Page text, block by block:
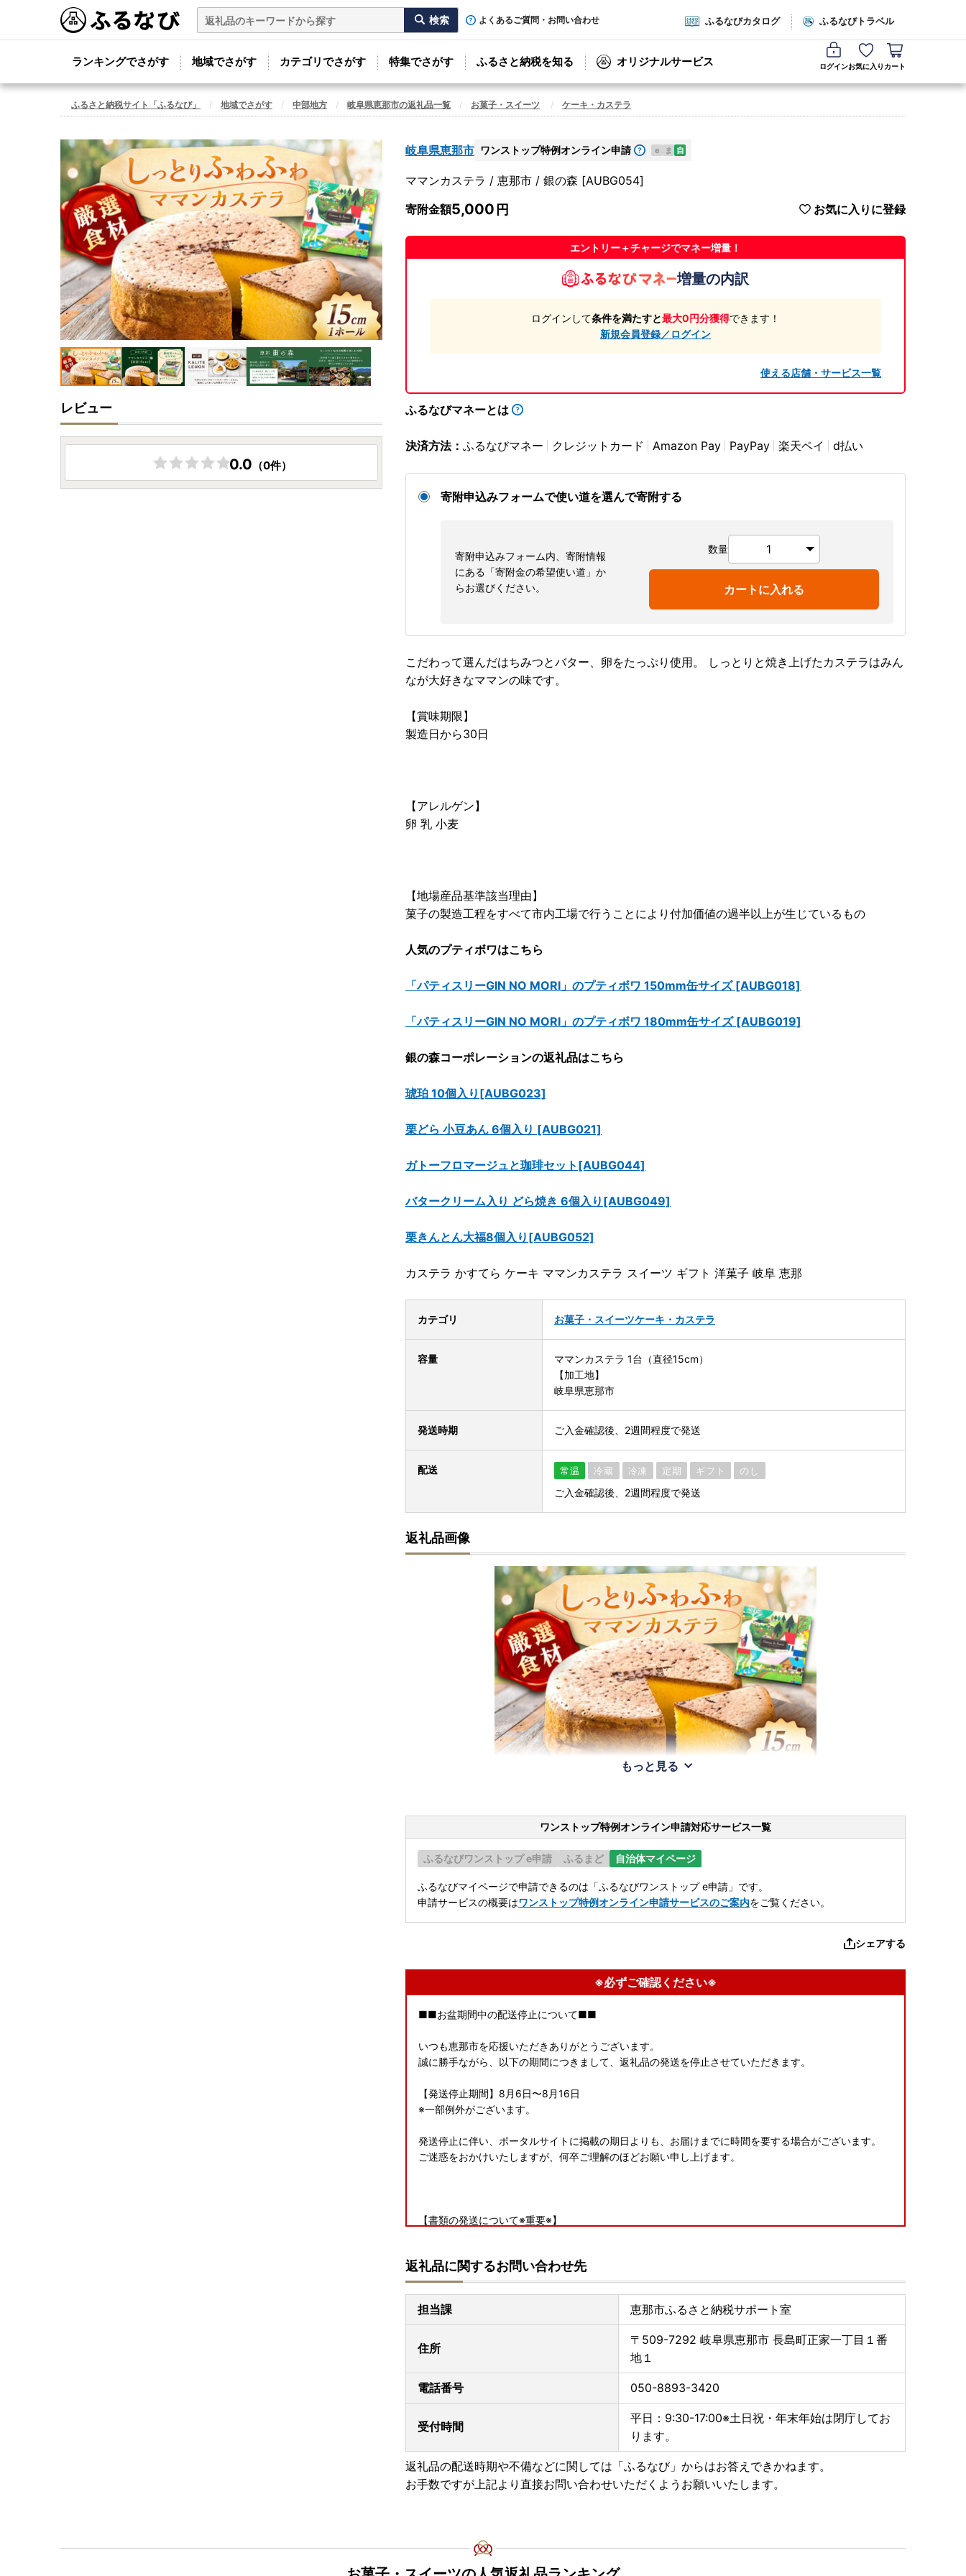
よくあるご質問・お問い合わせ ふるなびカタログ ふるなびトラベル
ランキングでさがす 地域でさがす カテゴリでさがす 特集でさがす ふるさと納税を知る オリジナルサービス ログインお気に入り カート
ふるさと納税サイト「ふるなび」 地域でさがす 中部地方 岐阜県恵那市の返礼品一覧 お菓子・スイーツ ケーキ・カステラ
岐阜県恵那市 ワンストップ特例オンライン申請 e ま 自
ママンカステラ / 恵那市 / 銀の森 [AUBG054]
寄附金額5,000 お気に入りに登録
エントリー＋チャージでマネー増量！
増量の内訳
ログインして条件を満たすと最大0円分獲得できます！
新規会員登録／ログイン
使える店舗・サービス一覧
ふるなびマネーとは
決済方法： ふるなびマネー クレジットカード Amazon Pay PayPay 楽天ペイ d払い
寄附申込みフォームで使い道を選んで寄附する
寄附申込みフォーム内、寄附情報
にある「寄附金の希望使い道」か
らお選びください。
数量
カートに入れる
こだわって選んだはちみつとバター、卵をたっぷり使用。 しっとりと焼き上げたカステラはみん
なが大好きなママンの味です。
【賞味期限】
製造日から30日
【アレルゲン】
卵 乳 小麦
【地場産品基準該当理由】
菓子の製造工程をすべて市内工場で行うことにより付加価値の過半以上が生じているもの
人気のプティボワはこちら
「パティスリーGIN NO MORI」のプティボワ 150mm缶サイズ [AUBG018]
「パティスリーGIN NO MORI」のプティボワ 180mm缶サイズ [AUBG019]
銀の森コーポレーションの返礼品はこちら
琥珀 10個入り[AUBG023]
栗どら 小豆あん 6個入り [AUBG021]
ガトーフロマージュと珈琲セット[AUBG044]
バタークリーム入り どら焼き 6個入り[AUBG049]
栗きんとん大福8個入り[AUBG052]
カステラ かすてら ケーキ ママンカステラ スイーツ ギフト 洋菓子 岐阜 恵那
カテゴリ お菓子・スイーツケーキ・カステラ
容量
ママンカステラ 1台（直径15cm）
【加工地】
岐阜県恵那市
発送時期 ご入金確認後、2週間程度で発送
配送 常温 冷蔵 冷凍 定期 ギフト のし
ご入金確認後、2週間程度で発送
返礼品画像
もっと見る
ワンストップ特例オンライン申請対応サービス一覧
ふるなびワンストップ e申請 ふるまど 自治体マイページ
ふるなびマイページで申請できるのは「ふるなびワンストップ e申請」です。
申請サービスの概要はワンストップ特例オンライン申請サービスのご案内をご覧ください。
シェアする
※必ずご確認ください※
■■お盆期間中の配送停止について■■
いつも恵那市を応援いただきありがとうございます。
誠に勝手ながら、以下の期間につきまして、返礼品の発送を停止させていただきます。
【発送停止期間】8月6日〜8月16日
※一部例外がございます。
発送停止に伴い、ポータルサイトに掲載の期日よりも、お届けまでに時間を要する場合がございます。
ご迷惑をおかけいたしますが、何卒ご理解のほどお願い申し上げます。
【書類の発送について※重要※】
【オンライン ワンストップ申請受付中】
■『自治体マイページ』にてオンラインでの申請可能！
自治体マイページ
・ワンストップ申請状況の確認ができます。
・寄附金受領証明書のダウンロードは行っておりません。
※寄附受付Noにて申請が可能です。
【ワンストップ特例制度申請用紙ダウンロード】
■恵那市ホームページよりワンストップ特例制度申請用紙をダウンロードしていただくことができます。
岐阜県恵那市長島町正家一丁目１番地１
恵那市役所 まちづくり企画部交流連携課
返礼品に関するお問い合わせ先
担当課 恵那市ふるさと納税サポート室
住所
〒509-7292 岐阜県恵那市 長島町正家一丁目１番
地１
電話番号 050-8893-3420
受付時間
平日：9:30-17:00※土日祝・年末年始は閉庁してお
ります。
返礼品の配送時期や不備などに関しては「ふるなび」からはお答えできかねます。
お手数ですが上記より直接お問い合わせいただくようお願いいたします。
レビュー
0.0 （0件）